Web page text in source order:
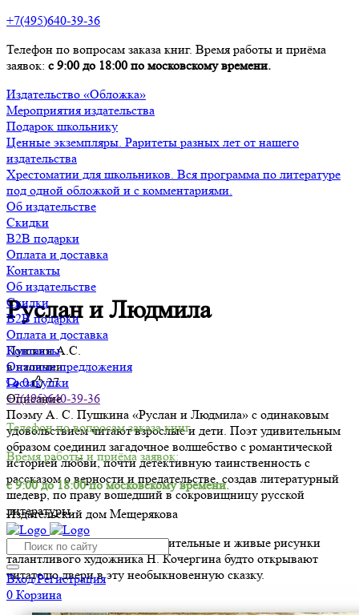
+7(495)640-39-36
Телефон по вопросам заказа книг. Время работы и приёма
заявок: с 9:00 до 18:00 по московскому времени.
Издательство «Обложка»
Мероприятия издательства
Подарок школьнику
Ценные экземпляры. Раритеты разных лет от нашего
издательства
Хрестоматии для школьников. Вся программа по литературе
под одной обложкой и с комментариями.
Об издательстве
Скидки
B2B подарки
Оплата и доставка
Контакты
Об издательстве
Скидки
B2B подарки
Оплата и доставка
Контакты
Оптовые предложения
Госзакупки
+7(495)640-39-36
Телефон по вопросам заказа книг.
Время работы и приёма заявок:
с 9:00 до 18:00 по московскому времени.
Издательский дом Мещерякова
Вход/Регистрация
0 Корзина
Руслан и Людмила
Пушкин А.С.
в наличии
0
27
Описание
Поэму А. С. Пушкина «Руслан и Людмила» с одинаковым
удовольствием читают взрослые и дети. Поэт удивительным
образом соединил загадочное волшебство с романтической
историей любви, почти детективную таинственность с
рассказом о верности и предательстве, создав литературный
шедевр, по праву вошедший в сокровищницу русской
литературы.
А прекрасные, на диво выразительные и живые рисунки
талантливого художника Н. Кочергина будто открывают
читателю двери в эту необыкновенную сказку.